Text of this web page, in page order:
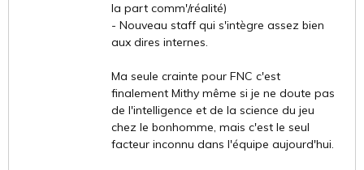
la part comm'/réalité)
- Nouveau staff qui s'intègre assez bien
aux dires internes.
Ma seule crainte pour FNC c'est
finalement Mithy même si je ne doute pas
de l'intelligence et de la science du jeu
chez le bonhomme, mais c'est le seul
facteur inconnu dans l'équipe aujourd'hui.